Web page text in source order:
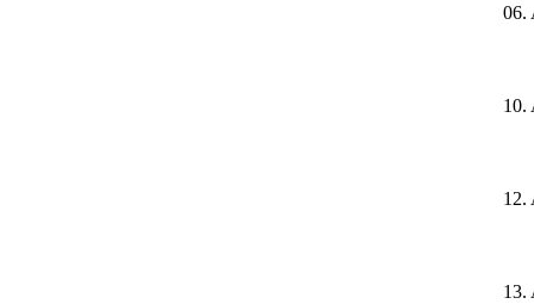
06.
10.
12.
13.